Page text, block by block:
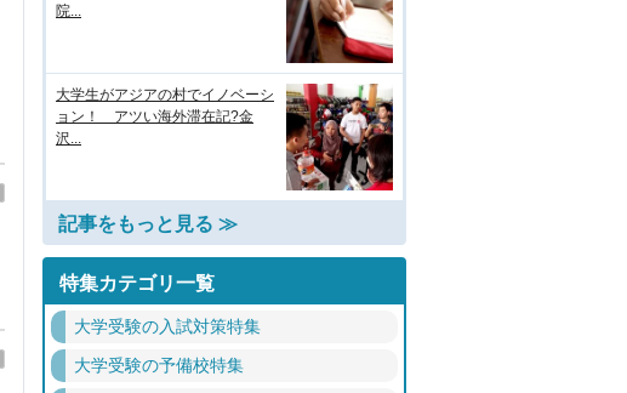
院...
大学生がアジアの村でイノベーシ
ョン！ アツい海外滞在記?金
沢...
記事をもっと見る ≫
特集カテゴリ一覧
大学受験の入試対策特集
大学受験の予備校特集